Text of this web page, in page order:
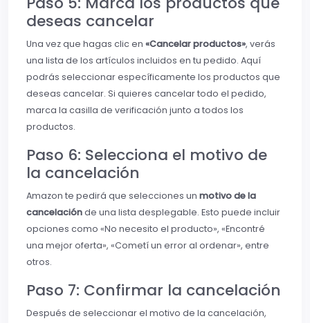
deseas cancelar
Una vez que hagas clic en «Cancelar productos», verás
una lista de los artículos incluidos en tu pedido. Aquí
podrás seleccionar específicamente los productos que
deseas cancelar. Si quieres cancelar todo el pedido,
marca la casilla de verificación junto a todos los
productos.
Paso 6: Selecciona el motivo de
la cancelación
Amazon te pedirá que selecciones un motivo de la
cancelaciónde una lista desplegable. Esto puede incluir
opciones como «No necesito el producto», «Encontré
una mejor oferta», «Cometí un error al ordenar», entre
otros.
Paso 7: Confirmar la cancelación
Después de seleccionar el motivo de la cancelación,